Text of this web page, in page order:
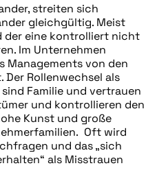
streiten sich
gleichgültig. Meist
der eine kontrolliert nicht
Im Unternehmen
Managements von den
Rollenwechsel als
Familie und vertrauen
und kontrollieren den
Kunst und große
Oft wird
und das „sich
als Misstrauen